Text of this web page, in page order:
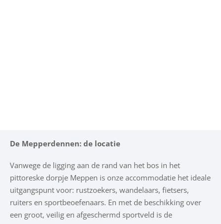
De Mepperdennen: de locatie
Vanwege de ligging aan de rand van het bos in het
pittoreske dorpje Meppen is onze accommodatie het ideale
uitgangspunt voor: rustzoekers, wandelaars, fietsers,
ruiters en sportbeoefenaars. En met de beschikking over
een groot, veilig en afgeschermd sportveld is de